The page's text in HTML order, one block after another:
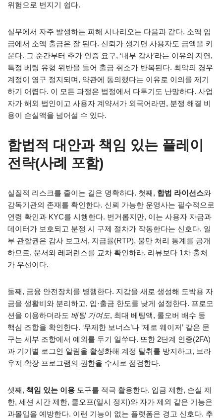
위험으로 번지기 쉽다.
실무에서 자주 발생하는 피해 시나리오는 다음과 같다. 소액 입
금에서 소액 출금은 잘 된다. 신뢰가 생기면 사용자도 금액을 키
운다. 그 순간부터 추가 인증 요구, ‘내부 감사’라는 이유의 지연,
특정 베팅 유형 위반을 들어 출금 취소가 반복된다. 최악의 경우
계정이 영구 정지되며, 약관에 동의했다는 이유로 이의를 제기
하기 어렵다. 이 모든 과정은 법정에서 다투기도 난망하다. 사업
자가 해외 법인이고 사용자 계약서가 외국어라면, 분쟁 해결 비
용이 손실액을 넘어설 수 있다.
합법적 대안과 책임 있는 플레이
전략(사례 포함)
실질적 리스크를 줄이는 길은 명확하다. 첫째, 합법 라이선스와
감독기관의 존재를 확인한다. 신뢰 가능한 운영사는 필수적으로
연령 확인과 KYC를 시행한다. 번거롭지만, 이는 사용자 자금과
데이터가 보호되고 분쟁 시 구제 절차가 작동한다는 신호다. 일
부 관할권은 감사 보고서, 지급률(RTP), 불만 처리 통계를 공개
하므로, 문서와 레퍼런스를 교차 확인하라. 리뷰보다 1차 출처
가 우선이다.
둘째, 금융 안전장치를 병행한다. 지갑을 새로 생성해 도박용 자
금을 생활비와 분리하고, 입·출금 한도를 낮게 설정한다. 프로모
션을 이용하더라도 베팅 기여도, 최대 베팅액, 롤오버 배수 등
핵심 조항을 확인한다. ‘무제한 보너스’나 ‘제로 웨이저’ 같은 문
구는 세부 조항에서 예외를 두기 일쑤다. 또한 2단계 인증(2FA)
과 기기별 로그인 알림을 활성화해 계정 탈취를 방지하고, 브라
우저 확장 프로그램의 권한을 수시로 점검한다.
셋째, 책임 있는 이용 도구를 적극 활용한다. 입금 제한, 손실 제
한, 세션 시간 제한, 쿨오프(일시 정지)와 자가 제외 같은 기능은
과몰입을 예방한다. 이런 기능이 없는 플랫폼은 경고 신호다. 추